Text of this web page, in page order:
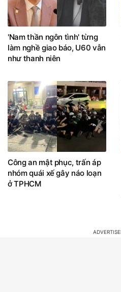
'Nam thần ngôn tình' từng
làm nghề giao báo, U60 vẫn
như thanh niên
Công an mật phục, trấn áp
nhóm quái xế gây náo loạn
ở TPHCM